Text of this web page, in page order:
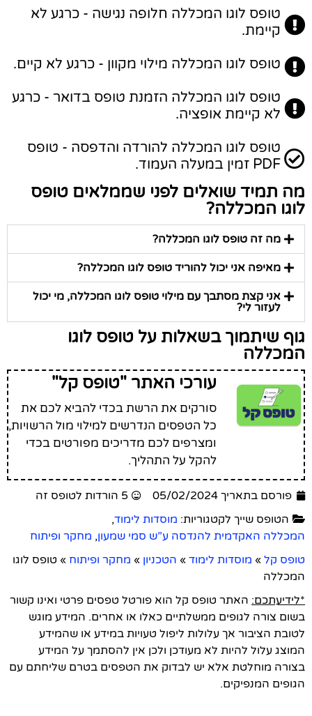
טופס לוגו המכללה חלופה נגישה - כרגע לא
קיימת.
טופס לוגו המכללה מילוי מקוון - כרגע לא קיים.
טופס לוגו המכללה הזמנת טופס בדואר - כרגע
לא קיימת אופציה.
טופס לוגו המכללה להורדה והדפסה - טופס
PDF זמין במעלה העמוד.
מה תמיד שואלים לפני שממלאים טופס
לוגו המכללה?
מה זה טופס לוגו המכללה?
מאיפה אני יכול להוריד טופס לוגו המכללה?
אני קצת מסתבך עם מילוי טופס לוגו המכללה, מי יכול
לעזור לי?
גוף שיתמוך בשאלות על טופס לוגו
המכללה
עורכי האתר "טופס קל"
סורקים את הרשת בכדי להביא לכם את
כל הטפסים הנדרשים למילוי מול הרשויות,
ומצרפים לכם מדריכים מפורטים בכדי
להקל על התהליך.
פורסם בתאריך 05/02/2024
5 הורדות לטופס זה
הטופס שייך לקטגוריות: מוסדות לימוד,
המכללה האקדמית להנדסה ע”ש סמי שמעון, מחקר ופיתוח
טופס קל » מוסדות לימוד » הטכניון » מחקר ופיתוח » טופס לוגו
המכללה
*לידיעתכם: האתר טופס קל הוא פורטל טפסים פרטי ואינו קשור
בשום צורה לגופים ממשלתיים כאלו או אחרים. המידע מוגש
לטובת הציבור אך עלולות ליפול טעויות במידע או שהמידע
המוצג עלול להיות לא מעודכן ולכן אין להסתמך על המידע
בצורה מוחלטת אלא יש לבדוק את הטפסים בטרם שליחתם עם
הגופים המנפיקים.